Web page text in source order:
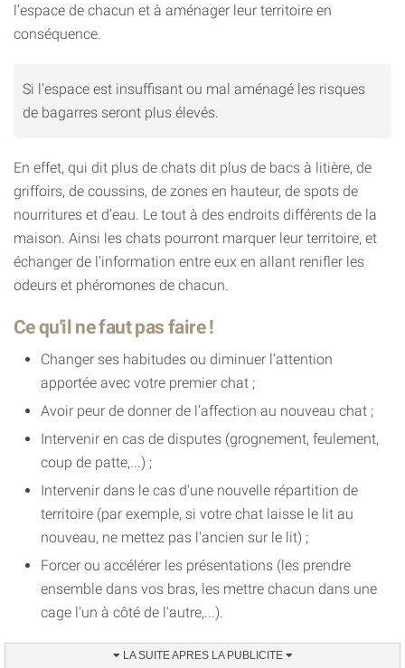
l’espace de chacun et à aménager leur territoire en
conséquence.
Si l’espace est insuffisant ou mal aménagé les risques
de bagarres seront plus élevés.
En effet, qui dit plus de chats dit plus de bacs à litière, de
griffoirs, de coussins, de zones en hauteur, de spots de
nourritures et d’eau. Le tout à des endroits différents de la
maison. Ainsi les chats pourront marquer leur territoire, et
échanger de l’information entre eux en allant renifler les
odeurs et phéromones de chacun.
Ce qu'il ne faut pas faire !
Changer ses habitudes ou diminuer l’attention
apportée avec votre premier chat ;
Avoir peur de donner de l’affection au nouveau chat ;
Intervenir en cas de disputes (grognement, feulement,
coup de patte,...) ;
Intervenir dans le cas d'une nouvelle répartition de
territoire (par exemple, si votre chat laisse le lit au
nouveau, ne mettez pas l'ancien sur le lit) ;
Forcer ou accélérer les présentations (les prendre
ensemble dans vos bras, les mettre chacun dans une
cage l'un à côté de l'autre,...).